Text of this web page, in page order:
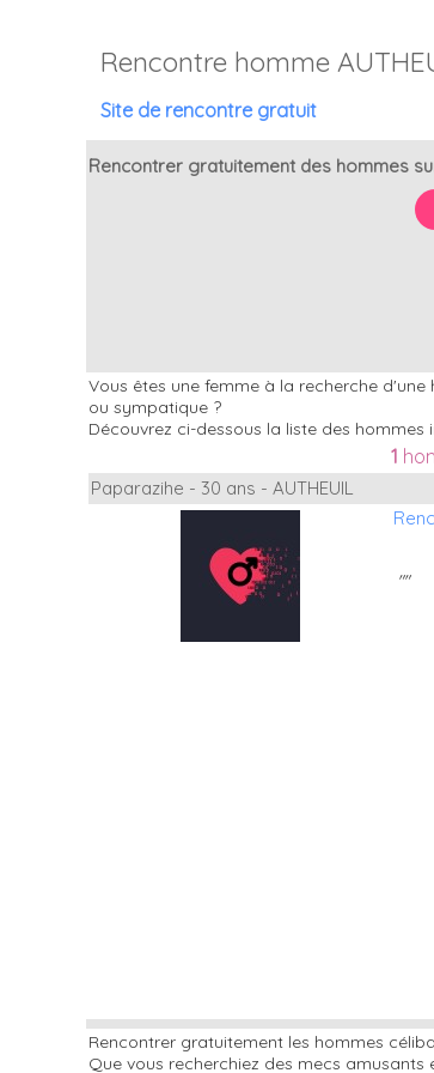
Rencontre homme
Site de rencontre gratuit
Rencontrer gratuitement des hommes
Vous êtes une femme à la recherche d'une
ou sympatique ?
Découvrez ci-dessous la liste des hommes
1
Paparazihe - 30 ans - AUTHEUIL
""
Rencontrer gratuitement les hommes
Que vous recherchiez des mecs